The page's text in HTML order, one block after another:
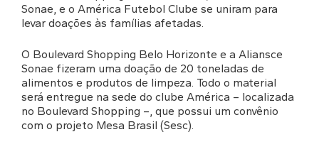
Sonae, e o América Futebol Clube se uniram para
levar doações às famílias afetadas.
O Boulevard Shopping Belo Horizonte e a Aliansce
Sonae fizeram uma doação de 20 toneladas de
alimentos e produtos de limpeza. Todo o material
será entregue na sede do clube América – localizada
no Boulevard Shopping –, que possui um convênio
com o projeto Mesa Brasil (Sesc).